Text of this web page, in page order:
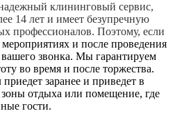
клининговый сервис,
14 лет и имеет безупречную
профессионалов. Поэтому, если
и после проведения
звонка. Мы гарантируем
во время и после торжества.
заранее и приведет в
отдыха или помещение, где
гости.